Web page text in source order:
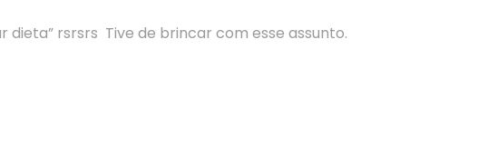
dieta” rsrsrs Tive de brincar com esse assunto.